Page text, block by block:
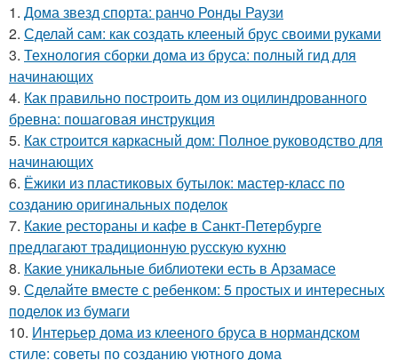
1. Дома звезд спорта: ранчо Ронды Раузи
2. Сделай сам: как создать клееный брус своими руками
3. Технология сборки дома из бруса: полный гид для
начинающих
4. Как правильно построить дом из оцилиндрованного
бревна: пошаговая инструкция
5. Как строится каркасный дом: Полное руководство для
начинающих
6. Ёжики из пластиковых бутылок: мастер-класс по
созданию оригинальных поделок
7. Какие рестораны и кафе в Санкт-Петербурге
предлагают традиционную русскую кухню
8. Какие уникальные библиотеки есть в Арзамасе
9. Сделайте вместе с ребенком: 5 простых и интересных
поделок из бумаги
10. Интерьер дома из клееного бруса в нормандском
стиле: советы по созданию уютного дома